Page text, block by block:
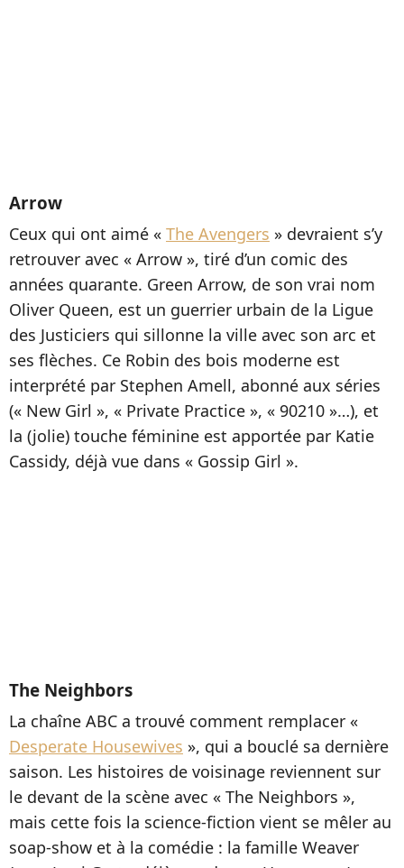
Arrow
Ceux qui ont aimé « The Avengers » devraient s’y
retrouver avec « Arrow », tiré d’un comic des
années quarante. Green Arrow, de son vrai nom
Oliver Queen, est un guerrier urbain de la Ligue
des Justiciers qui sillonne la ville avec son arc et
ses flèches. Ce Robin des bois moderne est
interprété par Stephen Amell, abonné aux séries
(« New Girl », « Private Practice », « 90210 »…), et
la (jolie) touche féminine est apportée par Katie
Cassidy, déjà vue dans « Gossip Girl ».
The Neighbors
La chaîne ABC a trouvé comment remplacer «
Desperate Housewives », qui a bouclé sa dernière
saison. Les histoires de voisinage reviennent sur
le devant de la scène avec « The Neighbors »,
mais cette fois la science-fiction vient se mêler au
soap-show et à la comédie : la famille Weaver